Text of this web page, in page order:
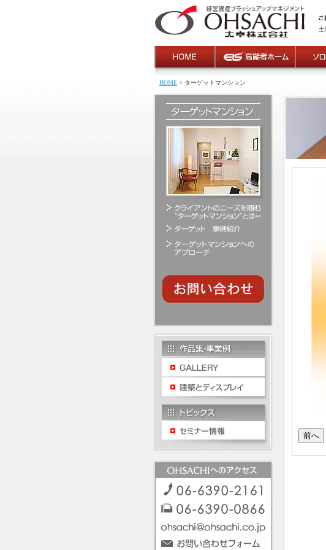
HOME> ターゲットマンション
前へ